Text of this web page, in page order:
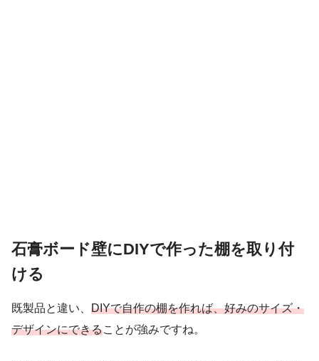
石膏ボード壁にDIYで作った棚を取り付
ける
既製品と違い、 DIYで自作の棚を作れば、好みのサイズ・
デザインにできることが強みですね。